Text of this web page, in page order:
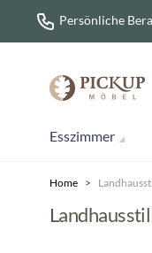
Direkt zum Inhalt
Persönliche
Esszimmer
Home >